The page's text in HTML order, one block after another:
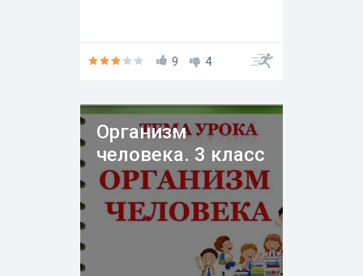
9 4
Организм
человека. 3 класс